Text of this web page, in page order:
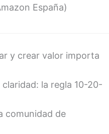
España)
y crear valor importa
la regla 10-20-
comunidad de